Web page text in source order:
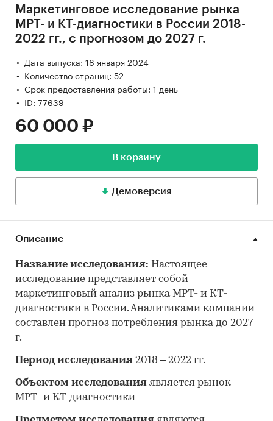
Маркетинговое исследование рынка
МРТ- и КТ-диагностики в России 2018-
2022 гг., с прогнозом до 2027 г.
Дата выпуска: 18 января 2024
Количество страниц: 52
Срок предоставления работы: 1 день
ID: 77639
60 000 ₽
В корзину
Демоверсия
Описание
Название исследования: Настоящее
исследование представляет собой
маркетинговый анализ рынка МРТ- и КТ-
диагностики в России. Аналитиками компании
составлен прогноз потребления рынка до 2027
г.
Период исследования 2018 – 2022 гг.
Объектом исследования является рынок
МРТ- и КТ-диагностики